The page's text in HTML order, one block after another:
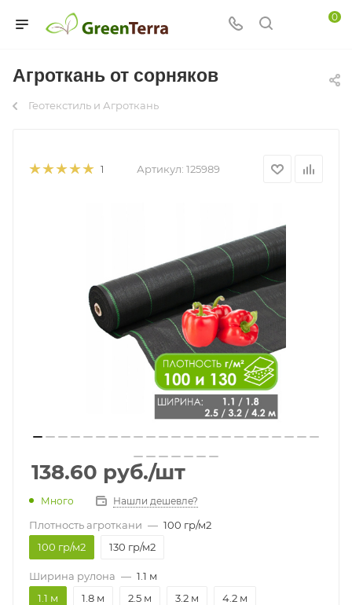
0
Агроткань от сорняков
Геотекстиль и Агроткань
1 Артикул: 125989
138.60 руб./шт
Много Нашли дешевле?
Плотность агроткани — 100 гр/м2
100 гр/м2
130 гр/м2
Ширина рулона — 1.1 м
1.1 м
1.8 м 2.5 м 3.2 м 4.2 м